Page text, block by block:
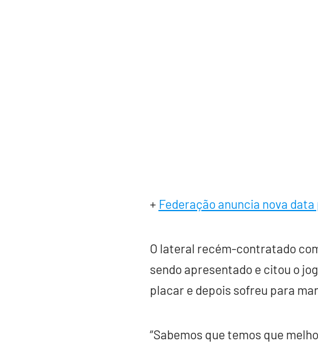
+ Federação anuncia nova
O lateral recém-contratado
sendo apresentado e citou o
placar e depois sofreu para
“Sabemos que temos que